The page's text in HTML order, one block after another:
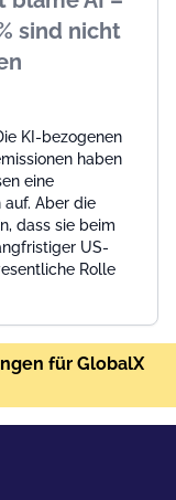
sind nicht
KI-bezogenen
haben
eine
auf. Aber die
dass sie beim
US-
Rolle
für GlobalX